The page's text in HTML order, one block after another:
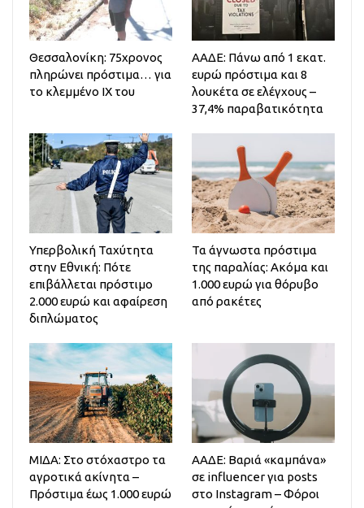
Θεσσαλονίκη: 75χρονος
πληρώνει πρόστιμα… για
το κλεμμένο ΙΧ του
ΑΑΔΕ: Πάνω από 1 εκατ.
ευρώ πρόστιμα και 8
λουκέτα σε ελέγχους –
37,4% παραβατικότητα
Υπερβολική Ταχύτητα
στην Εθνική: Πότε
επιβάλλεται πρόστιμο
2.000 ευρώ και αφαίρεση
διπλώματος
Τα άγνωστα πρόστιμα
της παραλίας: Ακόμα και
1.000 ευρώ για θόρυβο
από ρακέτες
ΜΙΔΑ: Στο στόχαστρο τα
αγροτικά ακίνητα –
Πρόστιμα έως 1.000 ευρώ
ΑΑΔΕ: Βαριά «καμπάνα»
σε influencer για posts
στο Instagram – Φόροι